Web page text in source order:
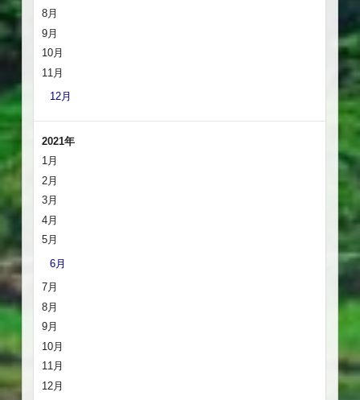
8月
9月
10月
11月
12月
2021年
1月
2月
3月
4月
5月
6月
7月
8月
9月
10月
11月
12月